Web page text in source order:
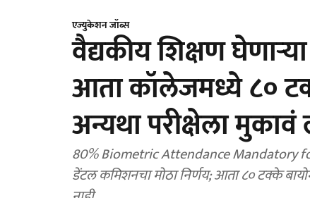
एज्युकेशन जॉब्स
वैद्यकीय शिक्षण घेणाऱ्या
आता कॉलेजमध्ये ८०
अन्यथा परीक्षेला
80% Biometric Attendance Mandatory for
डेंटल कमिशनचा मोठा निर्णय; आता ८० टक्के